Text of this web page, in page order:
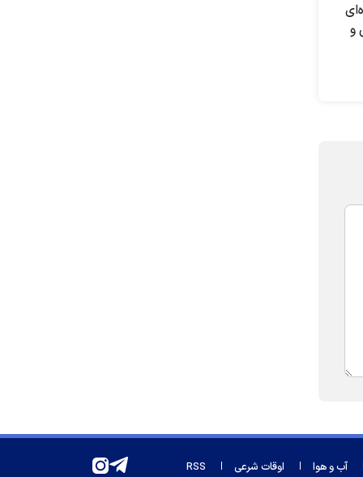
و
آب و هوا اوقات شرعی RSS